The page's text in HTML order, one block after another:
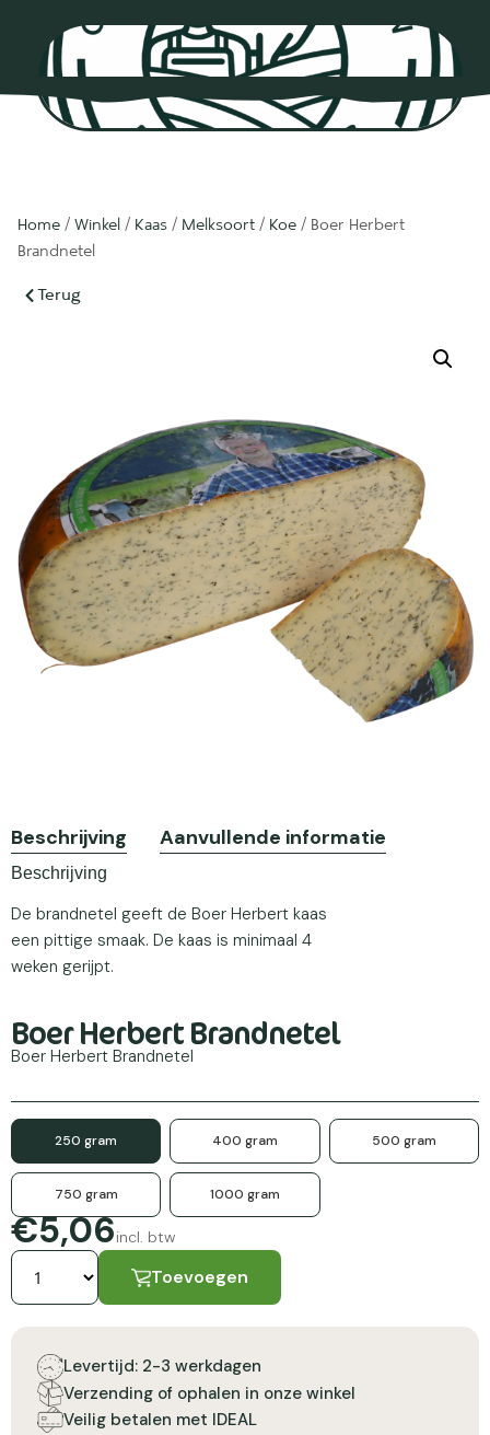
0
Home / Winkel / Kaas / Melksoort / Koe / Boer Herbert
Brandnetel
Terug
Beschrijving Aanvullende informatie
Beschrijving
De brandnetel geeft de Boer Herbert kaas
een pittige smaak. De kaas is minimaal 4
weken gerijpt.
Boer Herbert Brandnetel
Boer Herbert Brandnetel
250 gram 400 gram 500 gram
750 gram 1000 gram
€5,06incl. btw
Toevoegen
Levertijd: 2-3 werkdagen
Verzending of ophalen in onze winkel
Veilig betalen met IDEAL